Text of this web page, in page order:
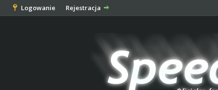
Logowanie Rejestracja